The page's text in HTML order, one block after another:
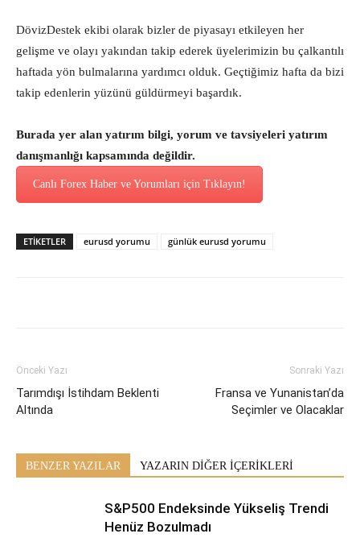
DövizDestek ekibi olarak bizler de piyasayı etkileyen her
gelişme ve olayı yakından takip ederek üyelerimizin bu çalkantılı
haftada yön bulmalarına yardımcı olduk. Geçtiğimiz hafta da bizi
takip edenlerin yüzünü güldürmeyi başardık.
Burada yer alan yatırım bilgi, yorum ve tavsiyeleri yatırım
danışmanlığı kapsamında değildir.
Canlı Forex Haber ve Yorumları için Tıklayın!
ETİKETLER eurusd yorumu günlük eurusd yorumu
Önceki Yazı
Tarımdışı İstihdam Beklenti
Altında
Sonraki Yazı
Fransa ve Yunanistan’da
Seçimler ve Olacaklar
BENZER YAZILAR YAZARIN DİĞER İÇERİKLERİ
S&P500 Endeksinde Yükseliş Trendi
Henüz Bozulmadı